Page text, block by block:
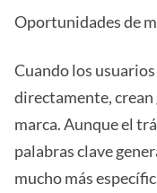
Oportunidades de
Cuando los
directamente, crean
marca. Aunque el
palabras clave
mucho más